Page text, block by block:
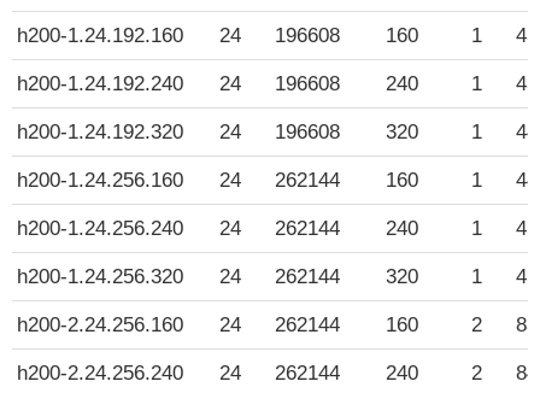
h200-1.24.192.160 24 196608 160 1
h200-1.24.192.240 24 196608 240 1
h200-1.24.192.320 24 196608 320 1
h200-1.24.256.160 24 262144 160 1
h200-1.24.256.240 24 262144 240 1
h200-1.24.256.320 24 262144 320 1
h200-2.24.256.160 24 262144 160 2
h200-2.24.256.240 24 262144 240 2